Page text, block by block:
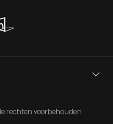
rechten voorbehouden